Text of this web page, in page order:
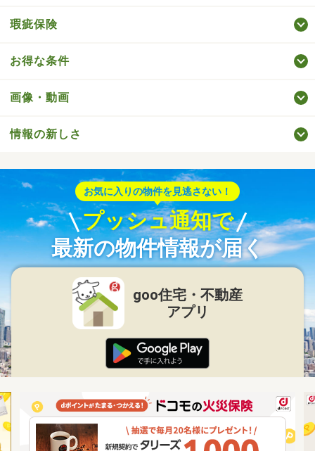
瑕疵保険
お得な条件
画像・動画
情報の新しさ
お気に入りの物件を見逃さない！
プッシュ通知で
最新の物件情報が届く
goo住宅・不動産
アプリ